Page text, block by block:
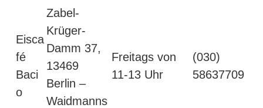
Eisca
fé
Baci
o
Zabel-
Krüger-
Damm 37,
13469
Berlin –
Waidmanns
Freitags von
11-13 Uhr
(030)
58637709